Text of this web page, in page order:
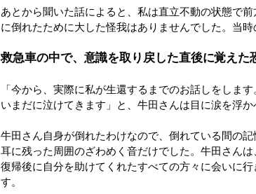
あとから聞いた話によると、私は直立不動の状態で
に倒れたために大した怪我はありませんでした。当
救急車の中で、意識を取り戻した直後に覚えた
「今から、実際に私が生還するまでのお話しをしま
いまだに泣けてきます」と、牛田さんは目に涙を浮か
牛田さん自身が倒れたわけなので、倒れている間の
耳に残った周囲のざわめく音だけでした。牛田さん
復帰後に自分を助けてくれたすべての方々に会いに
す。